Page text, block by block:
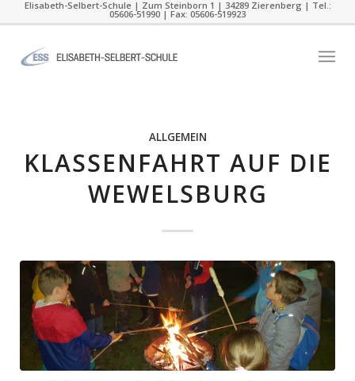
Elisabeth-Selbert-Schule | Zum Steinborn 1 | 34289 Zierenberg | Tel.:
05606-51990 | Fax: 05606-519923
ALLGEMEIN
KLASSENFAHRT AUF DIE
WEWELSBURG